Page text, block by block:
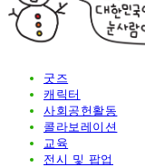
굿즈
캐릭터
사회공헌활동
콜라보레이션
교육
전시 및 팝업